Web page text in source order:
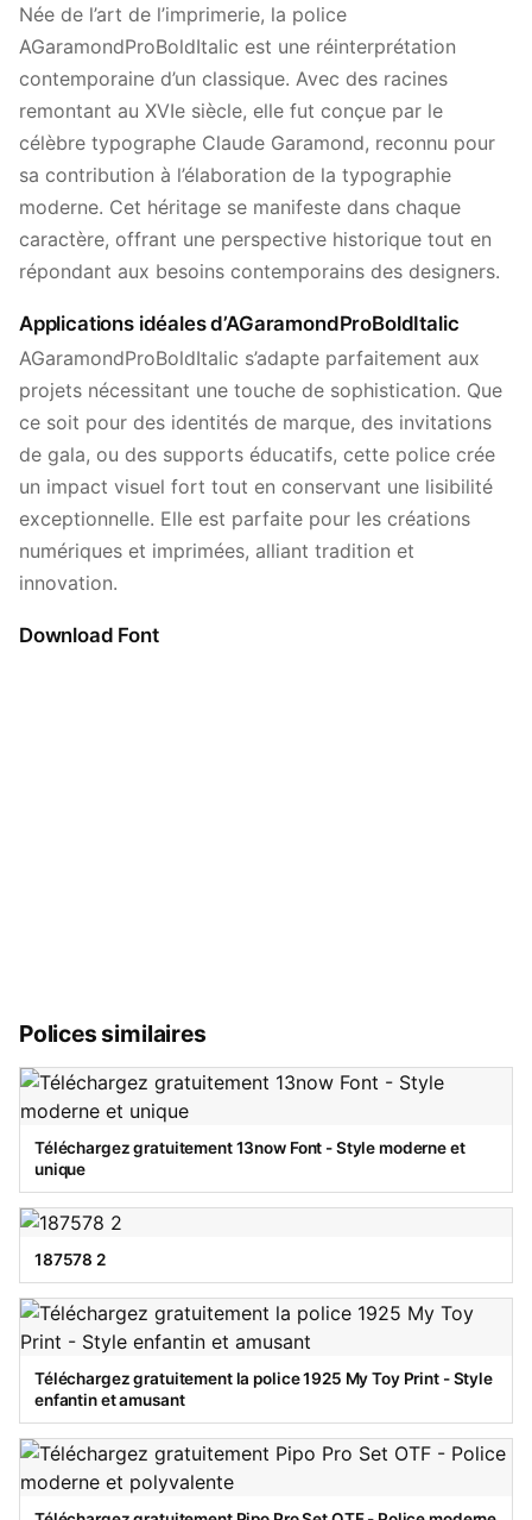
Née de l’art de l’imprimerie, la police
AGaramondProBoldItalic est une réinterprétation
contemporaine d’un classique. Avec des racines
remontant au XVIe siècle, elle fut conçue par le
célèbre typographe Claude Garamond, reconnu pour
sa contribution à l’élaboration de la typographie
moderne. Cet héritage se manifeste dans chaque
caractère, offrant une perspective historique tout en
répondant aux besoins contemporains des designers.
Applications idéales d’AGaramondProBoldItalic
AGaramondProBoldItalic s’adapte parfaitement aux
projets nécessitant une touche de sophistication. Que
ce soit pour des identités de marque, des invitations
de gala, ou des supports éducatifs, cette police crée
un impact visuel fort tout en conservant une lisibilité
exceptionnelle. Elle est parfaite pour les créations
numériques et imprimées, alliant tradition et
innovation.
Download Font
Polices similaires
Téléchargez gratuitement 13now Font - Style moderne et
unique
187578 2
Téléchargez gratuitement la police 1925 My Toy Print - Style
enfantin et amusant